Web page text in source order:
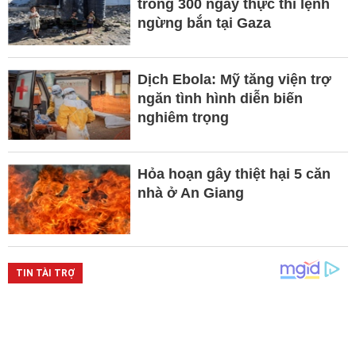
trong 300 ngày thực thi lệnh
ngừng bắn tại Gaza
Dịch Ebola: Mỹ tăng viện trợ
ngăn tình hình diễn biến
nghiêm trọng
Hỏa hoạn gây thiệt hại 5 căn
nhà ở An Giang